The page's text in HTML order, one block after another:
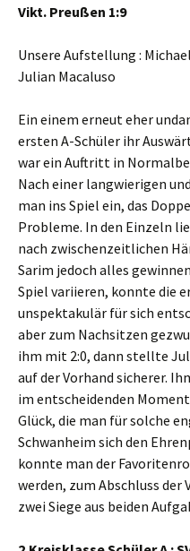
Vikt. Preußen 1:9
Unsere Aufstellung :
Julian Macaluso
Ein einem erneut eher
ersten A-Schüler ihr
war ein Auftritt in
Nach einer langwierigen
man ins Spiel ein, das
Probleme. In den Einzeln
nach zwischenzeitlichen
Sarim jedoch alles
Spiel variieren, konnte die
unspektakulär für sich
aber zum Nachsitzen
ihm mit 2:0, dann stellte
auf der Vorhand sicherer.
im entscheidenden
Glück, die man für solche
Schwanheim sich den
konnte man der
werden, zum Abschluss
zwei Siege aus beiden